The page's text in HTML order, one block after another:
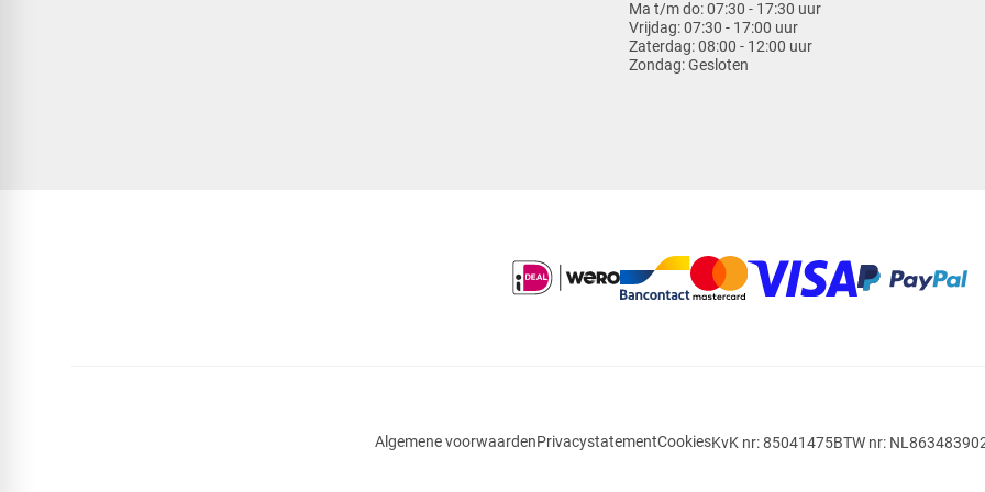
Ma t/m do:07:30 - 17:30 uur
Vrijdag:07:30 - 17:00 uur
Zaterdag:08:00 - 12:00 uur
Zondag:Gesloten
Algemene voorwaardenPrivacystatementCookiesKvK nr: 85041475BTW nr: